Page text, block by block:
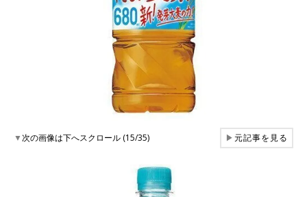
▼次の画像は下へスクロール (15/35) ▶元記事を見る